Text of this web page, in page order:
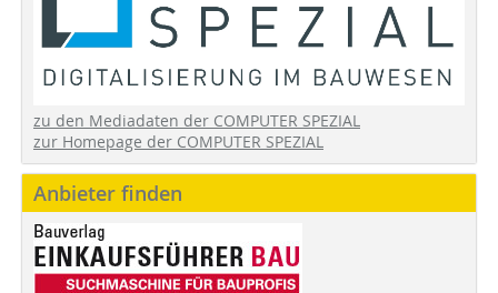
zu den Mediadaten der COMPUTER SPEZIAL
zur Homepage der COMPUTER SPEZIAL
Anbieter finden